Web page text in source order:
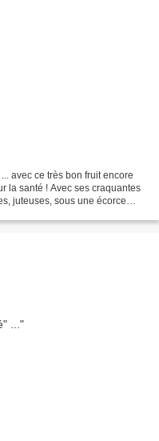
avec ce très bon fruit encore
la santé ! Avec ses craquantes
juteuses, sous une écorce